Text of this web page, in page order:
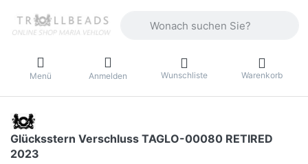
Menü Anmelden Wunschliste Warenkorb
Glücksstern Verschluss TAGLO-00080 RETIRED
2023